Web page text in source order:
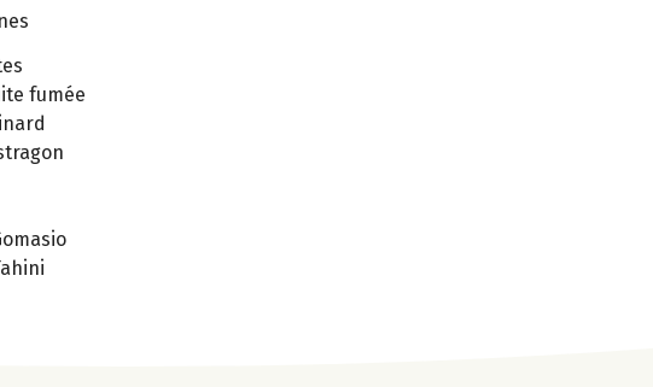
fumée